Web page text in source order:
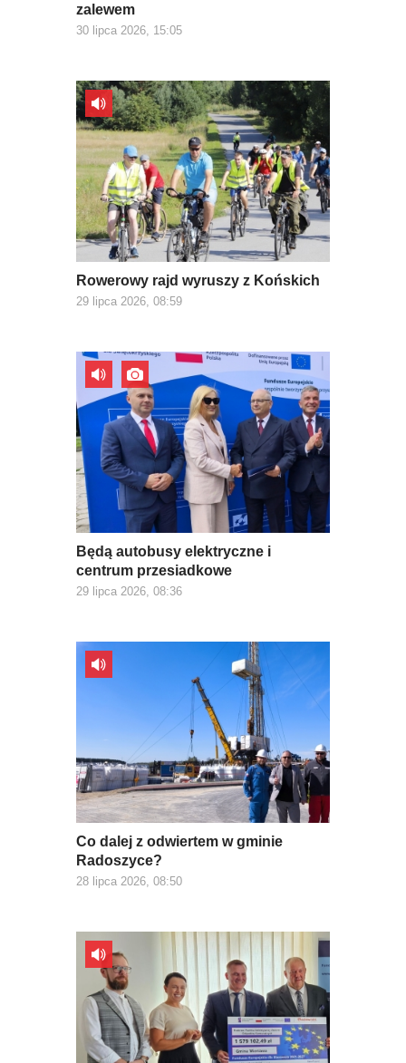
zalewem
30 lipca 2026, 15:05
Rowerowy rajd wyruszy z Końskich
29 lipca 2026, 08:59
Będą autobusy elektryczne i
centrum przesiadkowe
29 lipca 2026, 08:36
Co dalej z odwiertem w gminie
Radoszyce?
28 lipca 2026, 08:50